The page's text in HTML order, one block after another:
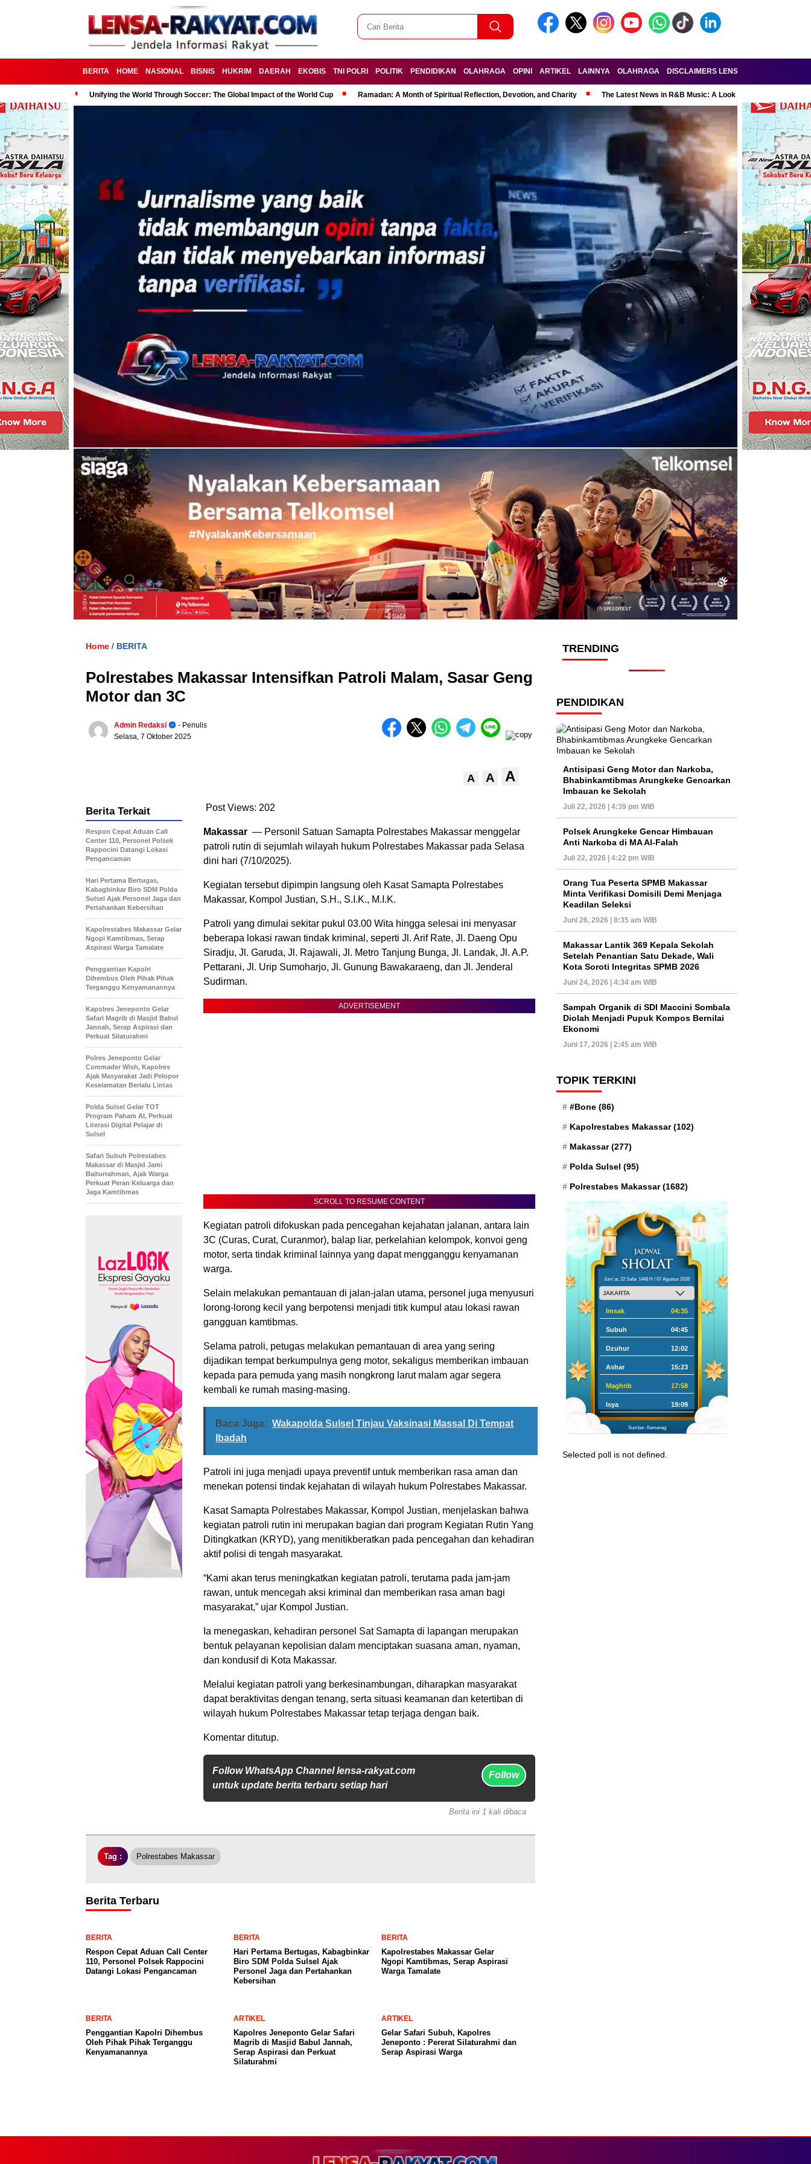
BERITA HOME NASIONAL BISNIS HUKRIM DAERAH EKOBIS TNI POLRI POLITIK PENDIDIKAN OLAHRAGA OPINI ARTIKEL LAINNYA OLAHRAGA DISCLAIMERS LENSA-RAKYAT.COM
Unifying the World Through Soccer: The Global Impact of the World Cup Ramadan: A Month of Spiritual Reflection, Devotion, and Charity The Latest News in R&B Music: A Look at Super Bowl
Home / BERITA
Polrestabes Makassar Intensifkan Patroli Malam, Sasar Geng
Motor dan 3C
Admin Redaksi
- Penulis
Selasa, 7 Oktober 2025
A A A
Post Views: 202
Makassar — Personil Satuan Samapta Polrestabes Makassar menggelar
patroli rutin di sejumlah wilayah hukum Polrestabes Makassar pada Selasa
dini hari (7/10/2025).
Kegiatan tersebut dipimpin langsung oleh Kasat Samapta Polrestabes
Makassar, Kompol Justian, S.H., S.I.K., M.I.K.
Patroli yang dimulai sekitar pukul 03.00 Wita hingga selesai ini menyasar
beberapa lokasi rawan tindak kriminal, seperti Jl. Arif Rate, Jl. Daeng Opu
Siradju, Jl. Garuda, Jl. Rajawali, Jl. Metro Tanjung Bunga, Jl. Landak, Jl. A.P.
Pettarani, Jl. Urip Sumoharjo, Jl. Gunung Bawakaraeng, dan Jl. Jenderal
Sudirman.
ADVERTISEMENT
SCROLL TO RESUME CONTENT
Kegiatan patroli difokuskan pada pencegahan kejahatan jalanan, antara lain
3C (Curas, Curat, Curanmor), balap liar, perkelahian kelompok, konvoi geng
motor, serta tindak kriminal lainnya yang dapat mengganggu kenyamanan
warga.
Selain melakukan pemantauan di jalan-jalan utama, personel juga menyusuri
lorong-lorong kecil yang berpotensi menjadi titik kumpul atau lokasi rawan
gangguan kamtibmas.
Selama patroli, petugas melakukan pemantauan di area yang sering
dijadikan tempat berkumpulnya geng motor, sekaligus memberikan imbauan
kepada para pemuda yang masih nongkrong larut malam agar segera
kembali ke rumah masing-masing.
Baca Juga: Wakapolda Sulsel Tinjau Vaksinasi Massal Di Tempat
Ibadah
Patroli ini juga menjadi upaya preventif untuk memberikan rasa aman dan
menekan potensi tindak kejahatan di wilayah hukum Polrestabes Makassar.
Kasat Samapta Polrestabes Makassar, Kompol Justian, menjelaskan bahwa
kegiatan patroli rutin ini merupakan bagian dari program Kegiatan Rutin Yang
Ditingkatkan (KRYD), yang menitikberatkan pada pencegahan dan kehadiran
aktif polisi di tengah masyarakat.
“Kami akan terus meningkatkan kegiatan patroli, terutama pada jam-jam
rawan, untuk mencegah aksi kriminal dan memberikan rasa aman bagi
masyarakat,” ujar Kompol Justian.
Ia menegaskan, kehadiran personel Sat Samapta di lapangan merupakan
bentuk pelayanan kepolisian dalam menciptakan suasana aman, nyaman,
dan kondusif di Kota Makassar.
Melalui kegiatan patroli yang berkesinambungan, diharapkan masyarakat
dapat beraktivitas dengan tenang, serta situasi keamanan dan ketertiban di
wilayah hukum Polrestabes Makassar tetap terjaga dengan baik.
Komentar ditutup.
Follow WhatsApp Channel lensa-rakyat.com
untuk update berita terbaru setiap hari
Follow
Berita Terkait
Respon Cepat Aduan Call
Center 110, Personel Polsek
Rappocini Datangi Lokasi
Pengancaman
Hari Pertama Bertugas,
Kabagbinkar Biro SDM Polda
Sulsel Ajak Personel Jaga dan
Pertahankan Kebersihan
Kapolrestabes Makassar Gelar
Ngopi Kamtibmas, Serap
Aspirasi Warga Tamalate
Penggantian Kapolri
Dihembus Oleh Pihak Pihak
Terganggu Kenyamanannya
Kapolres Jeneponto Gelar
Safari Magrib di Masjid Babul
Jannah, Serap Aspirasi dan
Perkuat Silaturahmi
Polres Jeneponto Gelar
Commader Wish, Kapolres
Ajak Masyarakat Jadi Pelopor
Keselamatan Berlalu Lintas
Polda Sulsel Gelar TOT
Program Paham AI, Perkuat
Literasi Digital Pelajar di
Sulsel
Safari Subuh Polrestabes
Makassar di Masjid Jami
Baiturrahman, Ajak Warga
Perkuat Peran Keluarga dan
Jaga Kamtibmas
Berita ini 1 kali dibaca
Tag : Polrestabes Makassar
Berita Terbaru
BERITA
Respon Cepat Aduan Call Center
110, Personel Polsek Rappocini
Datangi Lokasi Pengancaman
BERITA
Hari Pertama Bertugas, Kabagbinkar
Biro SDM Polda Sulsel Ajak
Personel Jaga dan Pertahankan
Kebersihan
BERITA
Kapolrestabes Makassar Gelar
Ngopi Kamtibmas, Serap Aspirasi
Warga Tamalate
BERITA
Penggantian Kapolri Dihembus
Oleh Pihak Pihak Terganggu
Kenyamanannya
ARTIKEL
Kapolres Jeneponto Gelar Safari
Magrib di Masjid Babul Jannah,
Serap Aspirasi dan Perkuat
Silaturahmi
ARTIKEL
Gelar Safari Subuh, Kapolres
Jeneponto : Pererat Silaturahmi dan
Serap Aspirasi Warga
TRENDING
PENDIDIKAN
Antisipasi Geng Motor dan Narkoba,
Bhabinkamtibmas Arungkeke Gencarkan
Imbauan ke Sekolah
Juli 22, 2026 | 4:39 pm WIB
Polsek Arungkeke Gencar Himbauan
Anti Narkoba di MA Al-Falah
Juli 22, 2026 | 4:22 pm WIB
Orang Tua Peserta SPMB Makassar
Minta Verifikasi Domisili Demi Menjaga
Keadilan Seleksi
Juni 26, 2026 | 8:35 am WIB
Makassar Lantik 369 Kepala Sekolah
Setelah Penantian Satu Dekade, Wali
Kota Soroti Integritas SPMB 2026
Juni 24, 2026 | 4:34 am WIB
Sampah Organik di SDI Maccini Sombala
Diolah Menjadi Pupuk Kompos Bernilai
Ekonomi
Juni 17, 2026 | 2:45 am WIB
TOPIK TERKINI
#Bone (86)
Kapolrestabes Makassar(102)
Makassar(277)
Polda Sulsel (95)
Polrestabes Makassar(1682)
Jum'at, 22 Safar 1448 H / 07 Agustus 2026
Imsak 04:35
Subuh 04:45
Dzuhur 12:02
Ashar 15:23
Maghrib 17:58
Isya 19:09
Sumber: Kemenag
Selected poll is not defined.